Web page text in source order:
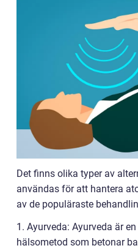
Det finns olika typer av
användas för att hantera
av de populäraste
1. Ayurveda: Ayurveda är
hälsometod som betonar